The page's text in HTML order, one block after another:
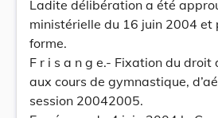
Ladite délibération a été
ministérielle du 16 juin 2004 et
forme.
F r i s a n g e.- Fixation du
aux cours de gymnastique,
session 20042005.